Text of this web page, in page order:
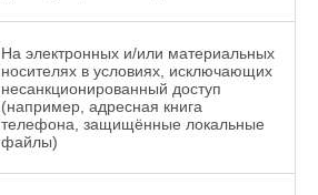
На электронных и/или материальных
носителях в условиях, исключающих
несанкционированный доступ
(например, адресная книга
телефона, защищённые локальные
файлы)